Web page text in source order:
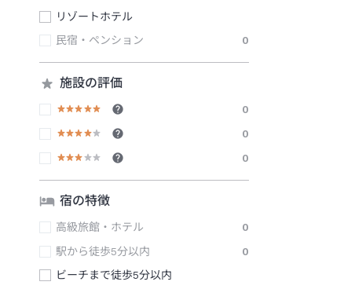
リゾートホテル
民宿・ペンション
0
施設の評価
0
0
0
宿の特徴
高級旅館・ホテル
0
駅から徒歩5分以内
0
ビーチまで徒歩5分以内